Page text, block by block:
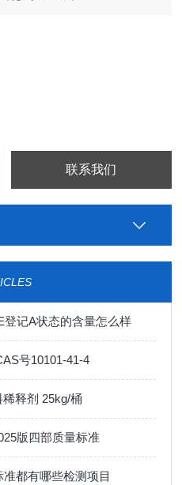
联系我们
记A状态的含量怎么样
号10101-41-4
释剂 25kg/桶
版四部质量标准
都有哪些检测项目